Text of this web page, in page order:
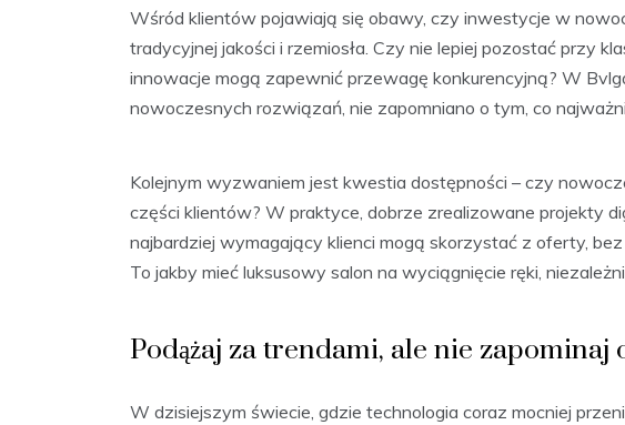
Wśród klientów pojawiają się obawy, czy inwestycje w
tradycyjnej jakości i rzemiosła. Czy nie lepiej pozostać przy
innowacje mogą zapewnić przewagę konkurencyjną? W
nowoczesnych rozwiązań, nie zapomniano o tym, co
Kolejnym wyzwaniem jest kwestia dostępności – czy
części klientów? W praktyce, dobrze zrealizowane projekty
najbardziej wymagający klienci mogą skorzystać z oferty,
To jakby mieć luksusowy salon na wyciągnięcie ręki,
Podążaj za trendami, ale nie zapominaj
W dzisiejszym świecie, gdzie technologia coraz mocniej